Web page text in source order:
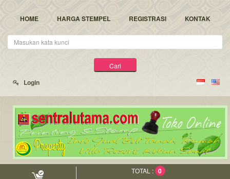
HOME HARGA STEMPEL REGISTRASI KONTAK
Kunci
Cari
Login
TOTAL : 0